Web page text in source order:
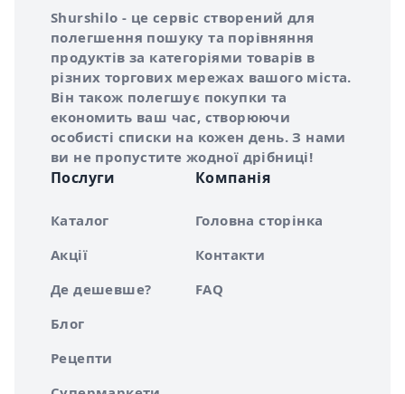
Про сервіс Shurshilo
Shurshilo - це сервіс створений для
полегшення пошуку та порівняння
продуктів за категоріями товарів в
різних торгових мережах вашого міста.
Він також полегшує покупки та
економить ваш час, створюючи
особисті списки на кожен день. З нами
ви не пропустите жодної дрібниці!
Послуги
Каталог
Акції
Де дешевше?
Блог
Рецепти
Компанія
Головна сторінка
Контакти
FAQ